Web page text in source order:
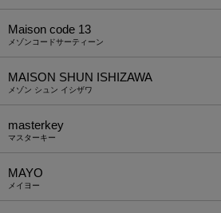
Maison code 13
メゾンコードサーティーン
MAISON SHUN ISHIZAWA
メゾン シュン イシザワ
masterkey
マスターキー
MAYO
メイヨー